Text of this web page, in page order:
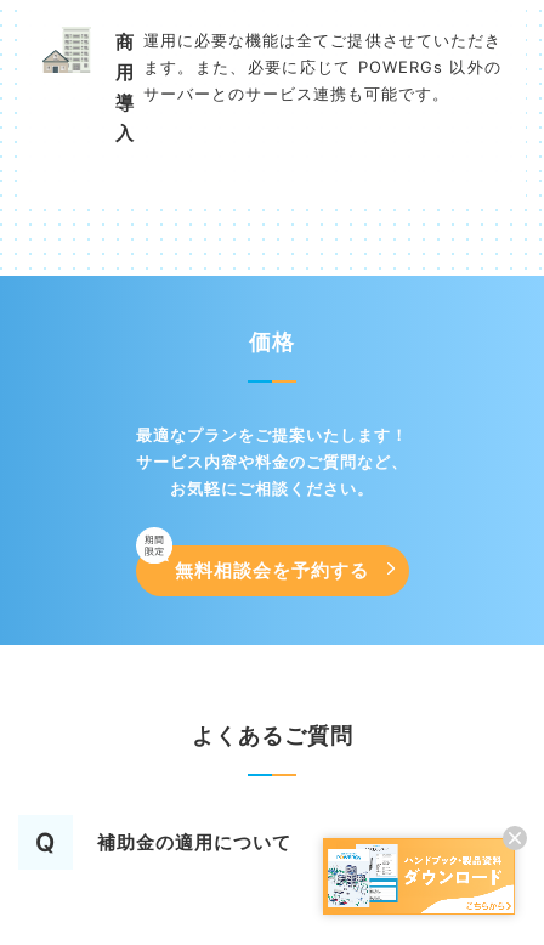
商
用
導
入​
運用に必要な機能は全てご提供させていただき
ます。また、必要に応じて POWERGs 以外の
サーバーとのサービス連携も可能です。
価格
最適なプランをご提案いたします！
サービス内容や料金のご質問など、
お気軽にご相談ください。​
無料相談会を予約する
よくあるご質問
Q 補助金の適用について